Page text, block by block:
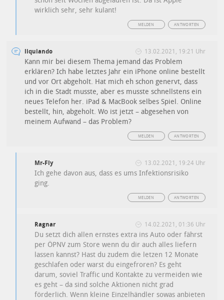
wirklich sehr, sehr kulant!
ANTWORTEN
MELDEN
liquiando 13.02.2021, 19:21 Uhr
Kann mir bei diesem Thema jemand das Problem
erklären? Ich habe letztes Jahr ein iPhone online bestellt
und vor Ort abgeholt. Hat mich eh schon genervt, dass
ich in die Stadt musste, aber es musste schnellstens ein
neues Telefon her. iPad & MacBook selbes Spiel. Online
bestellt, hin, abgeholt. Wo ist jetzt – abgesehen von
meinem Aufwand – das Problem?
ANTWORTEN
MELDEN
Mr-Fly 13.02.2021, 19:24 Uhr
Ich gehe davon aus, dass es ums Infektionsrisiko
ging.
ANTWORTEN
MELDEN
Ragnar 14.02.2021, 01:36 Uhr
Du setzt dich allen ernstes extra ins Auto oder fährst
per ÖPNV zum Store wenn du dir auch alles liefern
lassen kannst? Hast du zudem die letzen 12 Monate
geschlafen oder warst du eingefroren? Es geht
darum, soviel Traffic und Kontakte zu vermeiden wie
es geht – da sind solche Aktionen nicht grad
förderlich. Wenn kleine Einzelhändler sowas anbieten